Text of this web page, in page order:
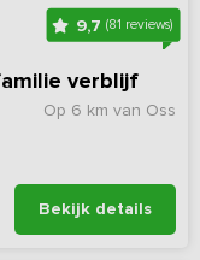
9,7(81 reviews)
verblijf
Op 6 km van Oss
Bekijk details